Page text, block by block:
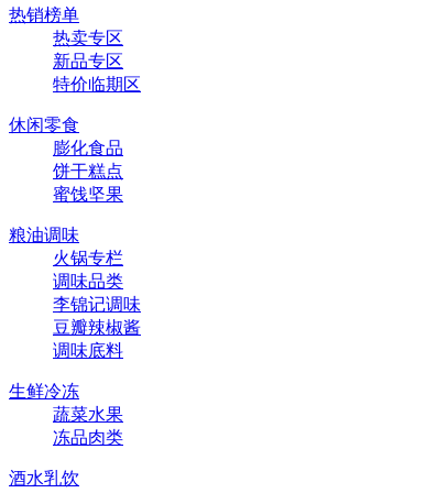
热销榜单
热卖专区
新品专区
特价临期区
休闲零食
膨化食品
饼干糕点
蜜饯坚果
粮油调味
火锅专栏
调味品类
李锦记调味
豆瓣辣椒酱
调味底料
生鲜冷冻
蔬菜水果
冻品肉类
酒水乳饮